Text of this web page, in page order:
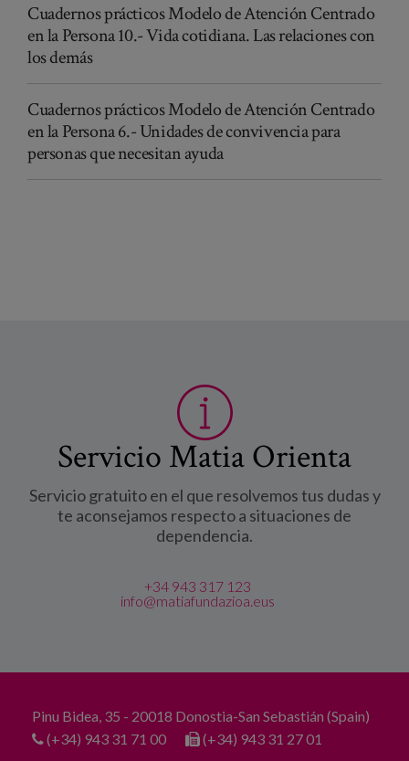
Cuadernos prácticos Modelo de Atención Centrado
en la Persona 10.- Vida cotidiana. Las relaciones con
los demás
Cuadernos prácticos Modelo de Atención Centrado
en la Persona 6.- Unidades de convivencia para
personas que necesitan ayuda
Servicio Matia Orienta
Servicio gratuito en el que resolvemos tus dudas y
te aconsejamos respecto a situaciones de
dependencia.
+34 943 317 123
info@matiafundazioa.eus
Pinu Bidea, 35 - 20018 Donostia-San Sebastián (Spain)
(+34) 943 31 71 00
(+34) 943 31 27 01